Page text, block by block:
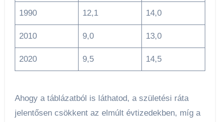
1990 12,1 14,0
2010 9,0 13,0
2020 9,5 14,5
Ahogy a táblázatból is láthatod, a születési ráta
jelentősen csökkent az elmúlt évtizedekben, míg a